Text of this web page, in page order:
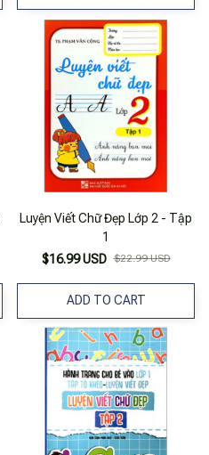
Luyện Viết Chữ Đẹp Lớp 2 - Tập
1
$16.99 USD $22.99 USD
ADD TO CART